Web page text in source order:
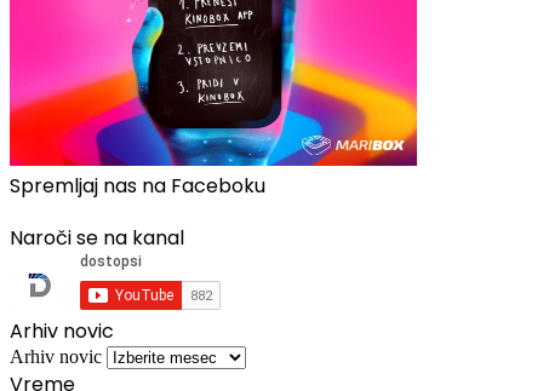
Naroči se na kanal
Arhiv novic
Arhiv novic